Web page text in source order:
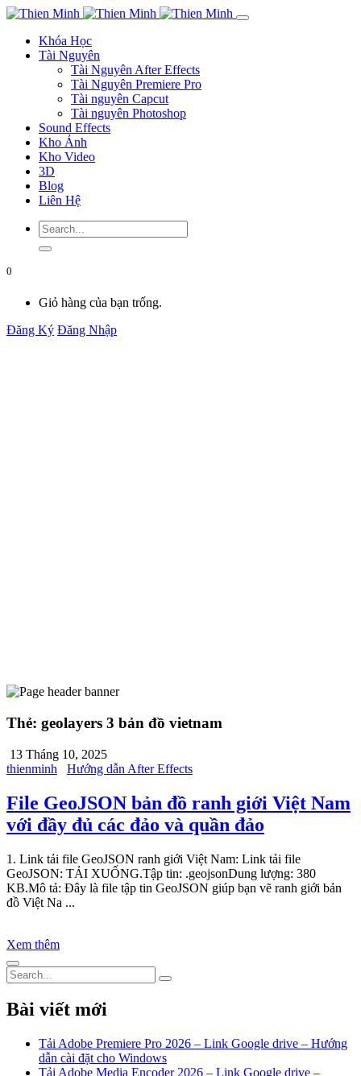
Khóa Học
Tài Nguyên
Tài Nguyên After Effects
Tài Nguyên Premiere Pro
Tài nguyên Capcut
Tài nguyên Photoshop
Sound Effects
Kho Ảnh
Kho Video
3D
Blog
Liên Hệ
0
Giỏ hàng của bạn trống.
Đăng Ký Đăng Nhập
Thẻ: geolayers 3 bản đồ vietnam
13 Tháng 10, 2025
thienminh
Hướng dẫn After Effects
File GeoJSON bản đồ ranh giới Việt Nam
với đầy đủ các đảo và quần đảo
1. Link tải file GeoJSON ranh giới Việt Nam: Link tải file
GeoJSON: TẢI XUỐNG.Tập tin: .geojsonDung lượng: 380
KB.Mô tả: Đây là file tập tin GeoJSON giúp bạn vẽ ranh giới bản
đồ Việt Na ...
Xem thêm
Bài viết mới
Tải Adobe Premiere Pro 2026 – Link Google drive – Hướng
dẫn cài đặt cho Windows
Tải Adobe Media Encoder 2026 – Link Google drive –